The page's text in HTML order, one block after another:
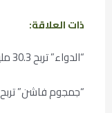
ذات العلاقة:
“الدواء” تربح 30.3 مليون ريال في الربع الثاني من 2026
“جمجوم فاشن” تربح 16.6 مليون ريال في الربع الثالث من 2026